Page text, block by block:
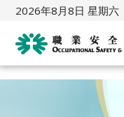
2026年8月8日 星期六